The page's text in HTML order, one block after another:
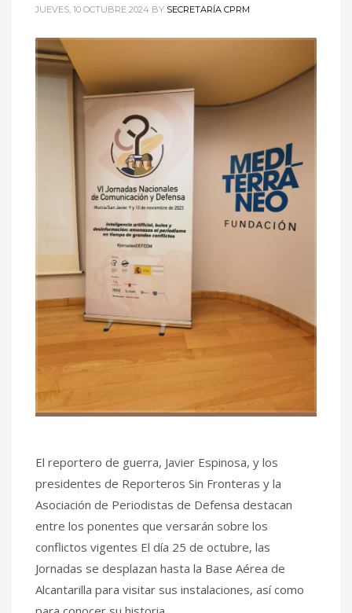
JUEVES, 10 OCTUBRE 2024 BY SECRETARÍA CPRM
El reportero de guerra, Javier Espinosa, y los
presidentes de Reporteros Sin Fronteras y la
Asociación de Periodistas de Defensa destacan
entre los ponentes que versarán sobre los
conflictos vigentes El día 25 de octubre, las
Jornadas se desplazan hasta la Base Aérea de
Alcantarilla para visitar sus instalaciones, así como